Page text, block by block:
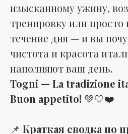
изысканному ужину,
тренировку или
течение дня — и вы
чистота и красота
наполняют ваш день.
Togni — La tradizione
Buon appetito! 💚🤍❤️
📌 Краткая сводка по